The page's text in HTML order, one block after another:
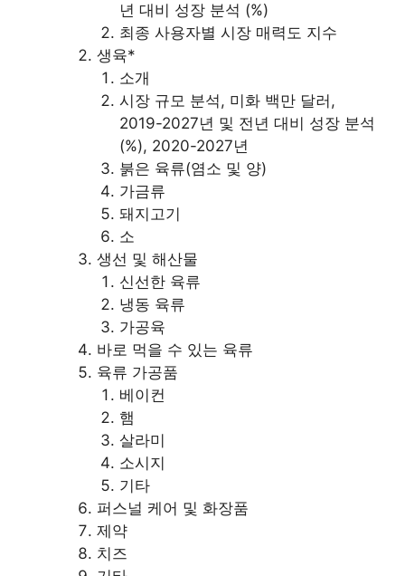
년 대비 성장 분석 (%)
최종 사용자별 시장 매력도 지수
생육*
소개
시장 규모 분석, 미화 백만 달러,
2019-2027년 및 전년 대비 성장 분석
(%), 2020-2027년
붉은 육류(염소 및 양)
가금류
돼지고기
소
생선 및 해산물
신선한 육류
냉동 육류
가공육
바로 먹을 수 있는 육류
육류 가공품
베이컨
햄
살라미
소시지
기타
퍼스널 케어 및 화장품
제약
치즈